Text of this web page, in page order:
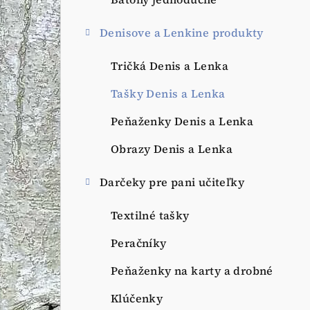
n
e
l
Denisove a Lenkine produkty
Tričká Denis a Lenka
Tašky Denis a Lenka
Peňaženky Denis a Lenka
Obrazy Denis a Lenka
Darčeky pre pani učiteľky
Textilné tašky
Peračníky
Peňaženky na karty a drobné
Klúčenky